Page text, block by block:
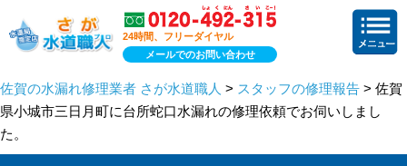
24時間、フリーダイヤル
メールでのお問い合わせ
佐賀の水漏れ修理業者 さが水道職人 > スタッフの修理報告 > 佐賀
県小城市三日月町に台所蛇口水漏れの修理依頼でお伺いしまし
た。